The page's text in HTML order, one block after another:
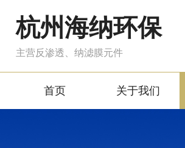
杭州海纳环保
主营反渗透、纳滤膜元件
首页 关于我们